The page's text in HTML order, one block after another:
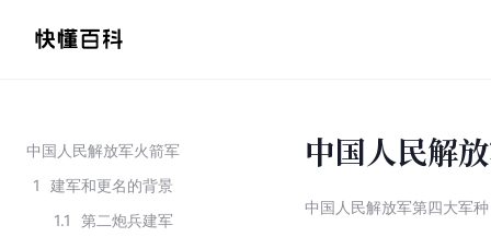
中国人民解放军火箭军
1
建军和更名的背景
1.1
第二炮兵建军
中国人民解
中国人民解放军第四大军种